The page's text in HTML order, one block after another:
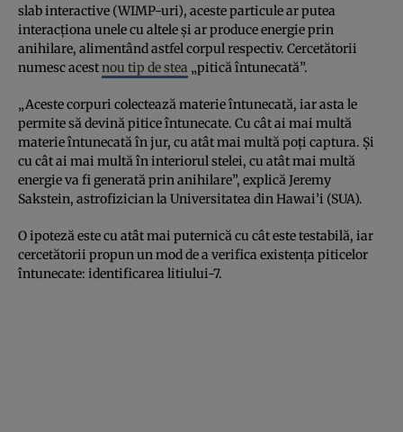
slab interactive (WIMP-uri), aceste particule ar putea
interacționa unele cu altele și ar produce energie prin
anihilare, alimentând astfel corpul respectiv. Cercetătorii
numesc acestnou tip de stea „pitică întunecată”.
„Aceste corpuri colectează materie întunecată, iar asta le
permite să devină pitice întunecate. Cu cât ai mai multă
materie întunecată în jur, cu atât mai multă poți captura. Și
cu cât ai mai multă în interiorul stelei, cu atât mai multă
energie va fi generată prin anihilare”, explică Jeremy
Sakstein, astrofizician la Universitatea din Hawai’i (SUA).
O ipoteză este cu atât mai puternică cu cât este testabilă, iar
cercetătorii propun un mod de a verifica existența piticelor
întunecate: identificarea litiului-7.